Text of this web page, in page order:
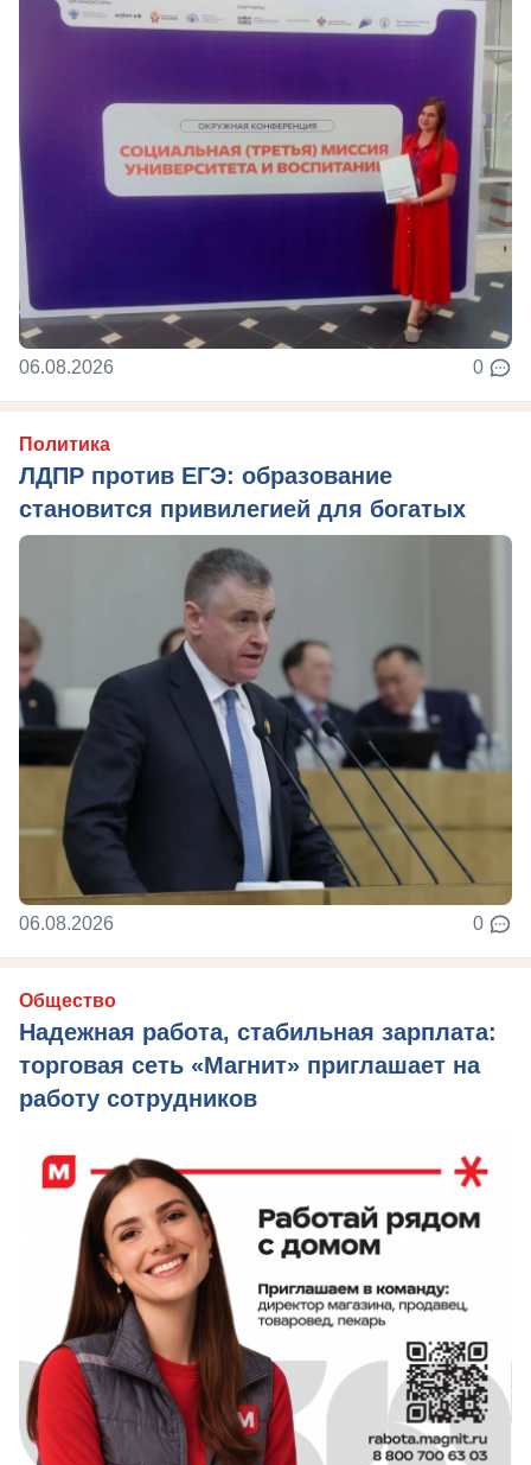
06.08.2026 0
Политика
ЛДПР против ЕГЭ: образование
становится привилегией для богатых
06.08.2026 0
Общество
Надежная работа, стабильная зарплата:
торговая сеть «Магнит» приглашает на
работу сотрудников